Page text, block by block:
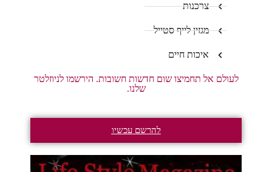
צרכנות
מגזין לייף סטייל
איכות חיים
לעולם אל תחמיצו שום חדשות חשובות. הירשמו לניוזלטר
שלנו.
להרשם עכשיו